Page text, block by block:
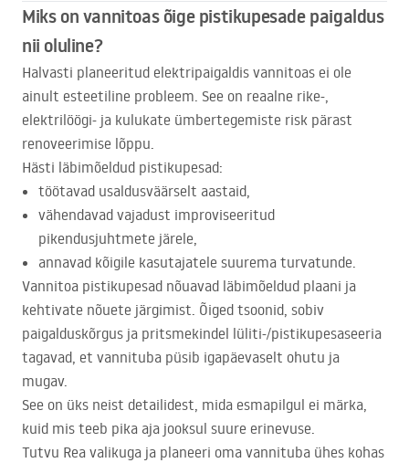
Miks on vannitoas õige pistikupesade paigaldus
nii oluline?
Halvasti planeeritud elektripaigaldis vannitoas ei ole
ainult esteetiline probleem. See on reaalne rike-,
elektrilöögi- ja kulukate ümbertegemiste risk pärast
renoveerimise lõppu.
Hästi läbimõeldud pistikupesad:
töötavad usaldusväärselt aastaid,
vähendavad vajadust improviseeritud
pikendusjuhtmete järele,
annavad kõigile kasutajatele suurema turvatunde.
Vannitoa pistikupesad nõuavad läbimõeldud plaani ja
kehtivate nõuete järgimist. Õiged tsoonid, sobiv
paigalduskõrgus ja pritsmekindel lüliti-/pistikupesaseeria
tagavad, et vannituba püsib igapäevaselt ohutu ja
mugav.
See on üks neist detailidest, mida esmapilgul ei märka,
kuid mis teeb pika aja jooksul suure erinevuse.
Tutvu Rea valikuga ja planeeri oma vannituba ühes kohas